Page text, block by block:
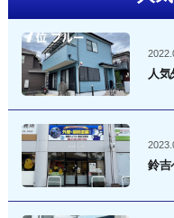
人
鈴吉